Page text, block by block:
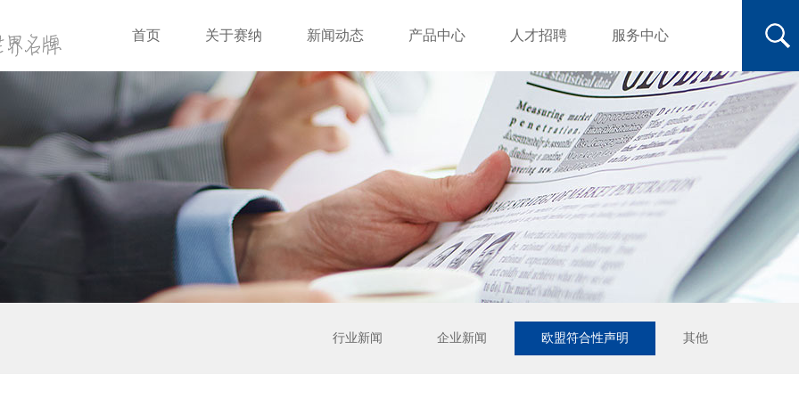
首页 关于赛纳 新闻动态 产品中心 人才招聘 服务中心
行业新闻 企业新闻 欧盟符合性声明 其他